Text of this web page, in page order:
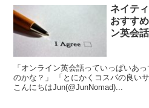
ネイテ
おすす
ン英会話
「オンライン英会話っていっぱいあ
のかな？」 「とにかくコスパの良いサイトが良いんだけど。。。」
こんにちはJun(@JunNomad)...